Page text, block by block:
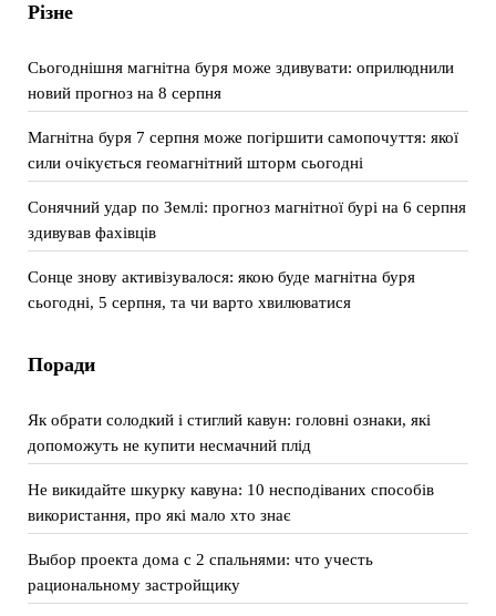
Різне
Сьогоднішня магнітна буря може здивувати: оприлюднили
новий прогноз на 8 серпня
Магнітна буря 7 серпня може погіршити самопочуття: якої
сили очікується геомагнітний шторм сьогодні
Сонячний удар по Землі: прогноз магнітної бурі на 6 серпня
здивував фахівців
Сонце знову активізувалося: якою буде магнітна буря
сьогодні, 5 серпня, та чи варто хвилюватися
Поради
Як обрати солодкий і стиглий кавун: головні ознаки, які
допоможуть не купити несмачний плід
Не викидайте шкурку кавуна: 10 несподіваних способів
використання, про які мало хто знає
Выбор проекта дома с 2 спальнями: что учесть
рациональному застройщику